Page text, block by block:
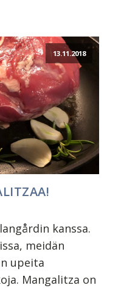
13.11.2018
kanssa.
meidän
upeita
Mangalitza on